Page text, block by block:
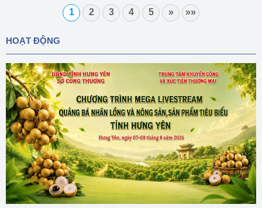
1 2 3 4 5 » »»
HOẠT ĐỘNG